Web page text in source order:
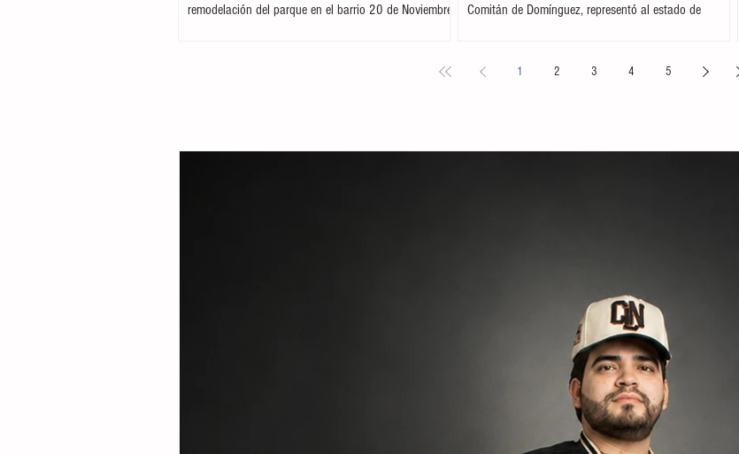
remodelación del parque en el barrio 20 de Noviembre,
Sarmiento Tovilla, así como por autoridades locales y
Comitán de Domínguez, representó al estado de
Puebla. La compañía de danza, integrada por personas
1 2 3 4 5